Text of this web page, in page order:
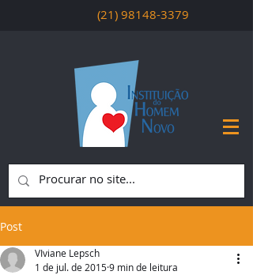
(21) 98148-3379
Post
VIviane Lepsch
1 de jul. de 20159 min de leitura